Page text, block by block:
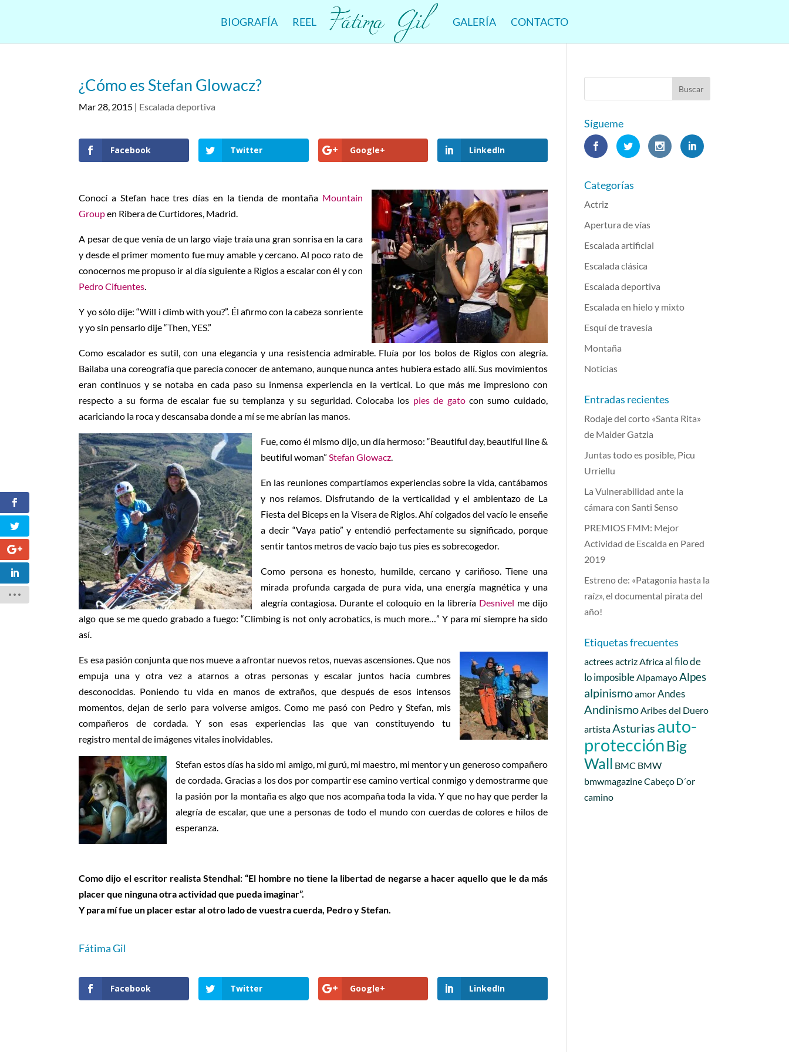
BIOGRAFÍA REEL GALERÍA CONTACTO
¿Cómo es Stefan Glowacz?
Mar 28, 2015 | Escalada deportiva
Facebook Twitter Google+ LinkedIn
Conocí a Stefan hace tres días en la tienda de montaña Mountain
Groupen Ribera de Curtidores, Madrid.
A pesar de que venía de un largo viaje traía una gran sonrisa en la cara
y desde el primer momento fue muy amable y cercano. Al poco rato de
conocernos me propuso ir al día siguiente a Riglos a escalar con él y con
Pedro Cifuentes.
Y yo sólo dije: “Will i climb with you?”. Él afirmo con la cabeza sonriente
y yo sin pensarlo dije “Then, YES.”
Como escalador es sutil, con una elegancia y una resistencia admirable. Fluía por los bolos de Riglos con alegría.
Bailaba una coreografía que parecía conocer de antemano, aunque nunca antes hubiera estado allí. Sus movimientos
eran continuos y se notaba en cada paso su inmensa experiencia en la vertical. Lo que más me impresiono con
respecto a su forma de escalar fue su templanza y su seguridad. Colocaba los pies de gatocon sumo cuidado,
acariciando la roca y descansaba donde a mí se me abrían las manos.
Fue, como él mismo dijo, un día hermoso: “Beautiful day, beautiful line &
beutiful woman”Stefan Glowacz.
En las reuniones compartíamos experiencias sobre la vida, cantábamos
y nos reíamos. Disfrutando de la verticalidad y el ambientazo de La
Fiesta del Biceps en la Visera de Riglos. Ahí colgados del vacío le enseñe
a decir “Vaya patio” y entendió perfectamente su significado, porque
sentir tantos metros de vacío bajo tus pies es sobrecogedor.
Como persona es honesto, humilde, cercano y cariñoso. Tiene una
mirada profunda cargada de pura vida, una energía magnética y una
alegría contagiosa. Durante el coloquio en la librería Desnivel me dijo
algo que se me quedo grabado a fuego: “Climbing is not only acrobatics, is much more…” Y para mí siempre ha sido
así.
Es esa pasión conjunta que nos mueve a afrontar nuevos retos, nuevas ascensiones. Que nos
empuja una y otra vez a atarnos a otras personas y escalar juntos hacía cumbres
desconocidas. Poniendo tu vida en manos de extraños, que después de esos intensos
momentos, dejan de serlo para volverse amigos. Como me pasó con Pedro y Stefan, mis
compañeros de cordada. Y son esas experiencias las que van constituyendo tu
registro mental de imágenes vitales inolvidables.
Stefan estos días ha sido mi amigo, mi gurú, mi maestro, mi mentor y un generoso compañero
de cordada. Gracias a los dos por compartir ese camino vertical conmigo y demostrarme que
la pasión por la montaña es algo que nos acompaña toda la vida. Y que no hay que perder la
alegría de escalar, que une a personas de todo el mundo con cuerdas de colores e hilos de
esperanza.
Como dijo el escritor realista Stendhal: “El hombre no tiene la libertad de negarse a hacer aquello que le da más
placer que ninguna otra actividad que pueda imaginar”.
Y para mí fue un placer estar al otro lado de vuestra cuerda, Pedro y Stefan.
Fátima Gil
Facebook Twitter Google+ LinkedIn
Sígueme
Categorías
Actriz
Apertura de vías
Escalada artificial
Escalada clásica
Escalada deportiva
Escalada en hielo y mixto
Esquí de travesía
Montaña
Noticias
Entradas recientes
Rodaje del corto «Santa Rita»
de Maider Gatzia
Juntas todo es posible, Picu
Urriellu
La Vulnerabilidad ante la
cámara con Santi Senso
PREMIOS FMM: Mejor
Actividad de Escalda en Pared
2019
Estreno de: «Patagonia hasta la
raíz», el documental pirata del
año!
Etiquetas frecuentes
actreesactrizAfricaal filo de
lo imposibleAlpamayoAlpes
alpinismoamorAndes
AndinismoAribes del Duero
artistaAsturias auto-
protección Big
Wall BMC BMW
bmwmagazineCabeço D´or
camino